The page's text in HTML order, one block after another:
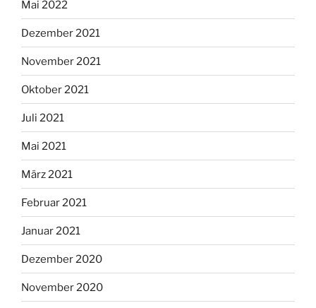
Mai 2022
Dezember 2021
November 2021
Oktober 2021
Juli 2021
Mai 2021
März 2021
Februar 2021
Januar 2021
Dezember 2020
November 2020